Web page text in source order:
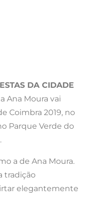
DA CIDADE
Ana Moura vai
Coimbra 2019, no
Parque Verde do
a de Ana Moura.
tradição
elegantemente